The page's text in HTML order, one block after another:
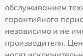
обслуживанием
гарантийного
независимо и не
производителя.